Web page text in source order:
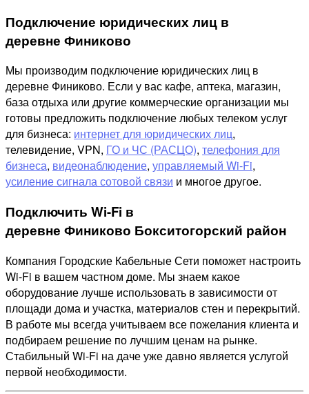
Подключение юридических лиц в
деревне Финиково
Мы производим подключение юридических лиц в
деревне Финиково. Если у вас кафе, аптека, магазин,
база отдыха или другие коммерческие организации мы
готовы предложить подключение любых телеком услуг
для бизнеса: интернет для юридических лиц,
телевидение, VPN, ГО и ЧС (РАСЦО), телефония для
бизнеса, видеонаблюдение, управляемый Wi-Fi,
усиление сигнала сотовой связи и многое другое.
Подключить Wi-Fi в
деревне Финиково Бокситогорский район
Компания Городские Кабельные Сети поможет настроить
Wi-Fi в вашем частном доме. Мы знаем какое
оборудование лучше использовать в зависимости от
площади дома и участка, материалов стен и перекрытий.
В работе мы всегда учитываем все пожелания клиента и
подбираем решение по лучшим ценам на рынке.
Стабильный Wi-Fi на даче уже давно является услугой
первой необходимости.